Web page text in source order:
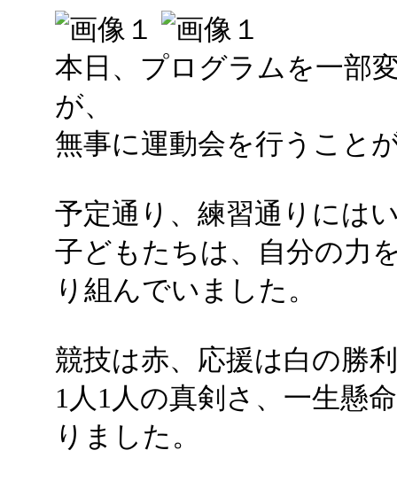
本日、プログラムを一部
が、
無事に運動会を行うこと
予定通り、練習通りには
子どもたちは、自分の力
り組んでいました。
競技は赤、応援は白の勝
1人1人の真剣さ、一生懸
りました。